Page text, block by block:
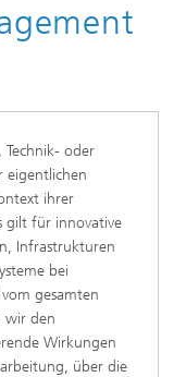
Technik- oder
eigentlichen
ihrer
gilt für innovative
Infrastrukturen
bei
gesamten
wir den
Wirkungen
über die